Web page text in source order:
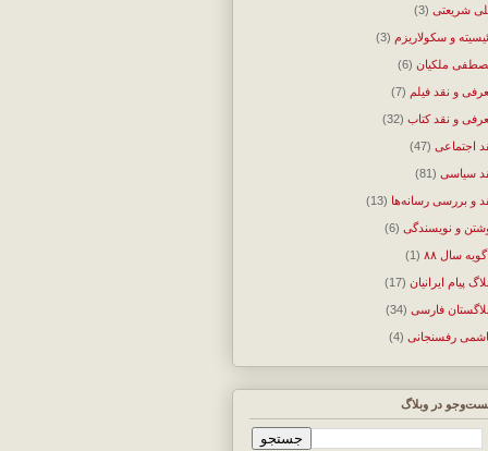
شریعتی (3)
و سکولاریزم (3)
ملکیان (6)
و نقد فیلم (7)
و نقد کتاب (32)
اجتماعی (47)
سیاسی (81)
و بررسی رسانه‌ها (13)
و نویسندگی (6)
سال ۸۸ (1)
پیام ایرانیان (17)
فارسی (34)
رفسنجانی (4)
در وبلاگ